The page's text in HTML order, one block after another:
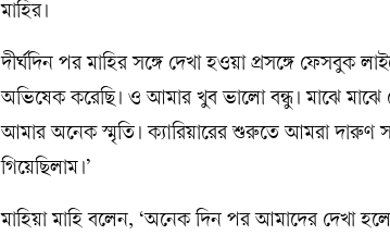
মাহির।
দীর্ঘদিন পর মাহির সঙ্গে দেখা হওয়া প্রসঙ্গে ফেসবুক
অভিষেক করেছি। ও আমার খুব ভালো বন্ধু। মাঝে
আমার অনেক স্মৃতি। ক্যারিয়ারের শুরুতে আমরা দারুণ
গিয়েছিলাম।’
মাহিয়া মাহি বলেন, ‘অনেক দিন পর আমাদের